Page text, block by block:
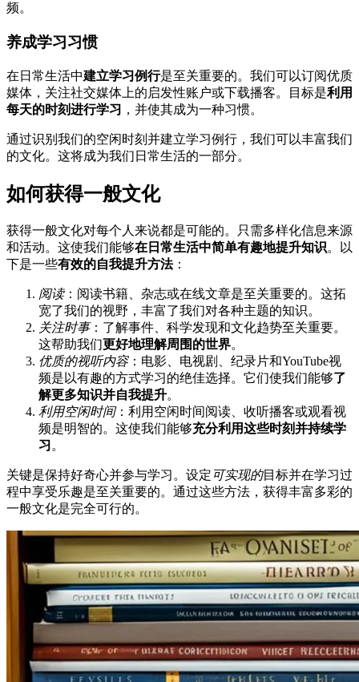
频。
养成学习习惯
在日常生活中建立学习例行是至关重要的。我们可以订阅优质
媒体，关注社交媒体上的启发性账户或下载播客。目标是利用
每天的时刻进行学习 ，并使其成为一种习惯。
通过识别我们的空闲时刻并建立学习例行，我们可以丰富我们
的文化。这将成为我们日常生活的一部分。
如何获得一般文化
获得一般文化对每个人来说都是可能的。只需多样化信息来源
和活动。这使我们能够在日常生活中简单有趣地提升知识。以
下是一些有效的自我提升方法：
阅读：阅读书籍、杂志或在线文章是至关重要的。这拓
宽了我们的视野，丰富了我们对各种主题的知识。
关注时事：了解事件、科学发现和文化趋势至关重要。
这帮助我们更好地理解周围的世界。
优质的视听内容：电影、电视剧、纪录片和YouTube视
频是以有趣的方式学习的绝佳选择。它们使我们能够了
解更多知识并自我提升。
利用空闲时间：利用空闲时间阅读、收听播客或观看视
频是明智的。这使我们能够充分利用这些时刻并持续学
习 。
关键是保持好奇心并参与学习。设定 可实现的目标并在学习过
程中享受乐趣是至关重要的。通过这些方法，获得丰富多彩的
一般文化是完全可行的。